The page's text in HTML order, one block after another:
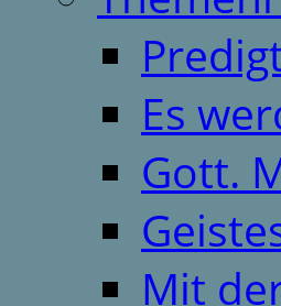
Es
Gott.
Mit